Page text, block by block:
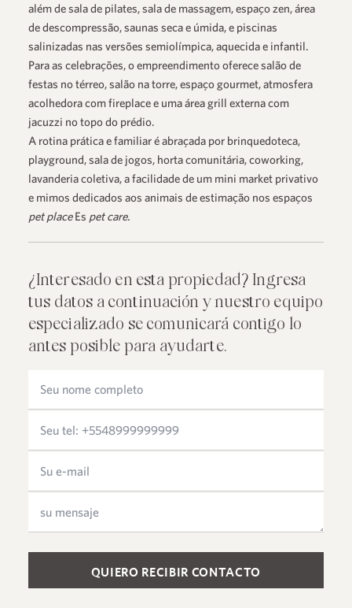
além de sala de pilates, sala de massagem, espaço zen, área
de descompressão, saunas seca e úmida, e piscinas
salinizadas nas versões semiolímpica, aquecida e infantil.
Para as celebrações, o empreendimento oferece salão de
festas no térreo, salão na torre, espaço gourmet, atmosfera
acolhedora com fireplace e uma área grill externa com
jacuzzi no topo do prédio.
A rotina prática e familiar é abraçada por brinquedoteca,
playground, sala de jogos, horta comunitária, coworking,
lavanderia coletiva, a facilidade de um mini market privativo
e mimos dedicados aos animais de estimação nos espaços
pet placeEs pet care.
¿Interesado en esta propiedad? Ingresa
tus datos a continuación y nuestro equipo
especializado se comunicará contigo lo
antes posible para ayudarte.
Please leave this field empty.